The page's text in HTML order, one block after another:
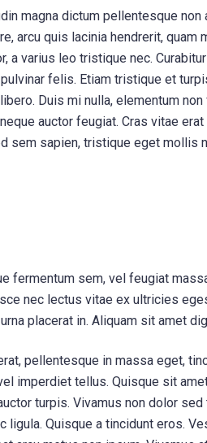
magna dictum pellentesque
arcu quis lacinia hendrerit,
a varius leo tristique nec.
felis. Etiam tristique et
Duis mi nulla, elementum
auctor feugiat. Cras vitae
sem sapien, tristique eget mollis
fermentum sem, vel feugiat
nec lectus vitae ex ultricies
placerat in. Aliquam sit amet
pellentesque in massa eget,
imperdiet tellus. Quisque sit
turpis. Vivamus non dolor
ligula. Quisque a tincidunt eros.